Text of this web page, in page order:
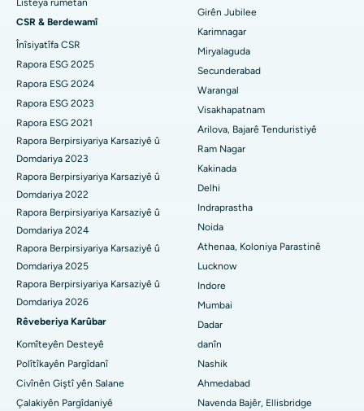
Nexweşxaneya herî baş li Hyderguda, Hyderabad
Nexweşxaneya herî baş li Vijay Nagar, Indore
Nexweşxaneya herî baş li Suryaraopeta Main Road, Kakinada
Nexweşxaneya herî baş li Rêya Circular a Canal, Kolkata
Nexweşxaneya herî baş li CBD Belapur, Navi Mumbai
Nexweşxaneya herî baş li Panchavati, Nashik
Nexweşxaneya herî baş li secunderabad, Hyderabad
Nexweşxaneya çêtirîn li Seshadripuram, Bangalore
Nexweşxaneya herî baş li Waltair Main Road, Visakhapatnam
Nexweşxaneya çêtirîn li Subhash Nagar Road, Karimnagar
Nexweşxaneya çêtirîn li Managari, Karaikudi
Nexweşxaneya herî baş li Arepally, Warangal
Diyalîza Peritoneal
Biopsiya gurçikê
Surgery Cytoreductive
Guhertina Tevahî ya Çokê ya Seramîk
ERCP
Lîsteya rûmetan
CSR & Berdewamî
Înîsiyatîfa CSR
Rapora ESG 2025
Rapora ESG 2024
Rapora ESG 2023
Rapora ESG 2021
Rapora Berpirsiyariya Karsaziyê û
Domdariya 2023
Rapora Berpirsiyariya Karsaziyê û
Domdariya 2022
Rapora Berpirsiyariya Karsaziyê û
Domdariya 2024
Rapora Berpirsiyariya Karsaziyê û
Domdariya 2025
Rapora Berpirsiyariya Karsaziyê û
Domdariya 2026
Rêveberiya Karûbar
Komîteyên Desteyê
Polîtîkayên Pargîdanî
Civînên Giştî yên Salane
Çalakiyên Pargîdaniyê
Girên Jubilee
Karimnagar
Miryalaguda
Secunderabad
Warangal
Visakhapatnam
Arilova, Bajarê Tenduristiyê
Ram Nagar
Kakinada
Delhi
Indraprastha
Noida
Athenaa, Koloniya Parastinê
Lucknow
Indore
Mumbai
Dadar
danîn
Nashik
Ahmedabad
Navenda Bajêr, Ellisbridge